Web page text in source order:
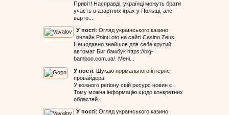
Привіт! Насправді, українці можуть брати
участь в азартних іграх у Польщі, але
варто...
У пості: Огляд українського казино
онлайн PointLoto на сайті Casino Zeus
Нещодавно знайшов для себе крутий
автомат Биг бамбук https://big-
bamboo.com.ua/. Мені...
У пості: Шукаю нормального інтернет
провайдера
У кожного регіону свій ресурс новин є.
Тому можна інформацію щодо конкретних
областей...
У пості: Огляд українського казино